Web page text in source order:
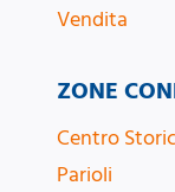
ZONE
Centro
Parioli
Vendita